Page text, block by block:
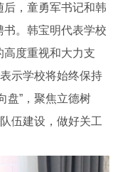
，童勇军书记和韩
。韩宝明代表学校
高度重视和大力支
示学校将始终保持
盘”，聚焦立德树
伍建设，做好关工